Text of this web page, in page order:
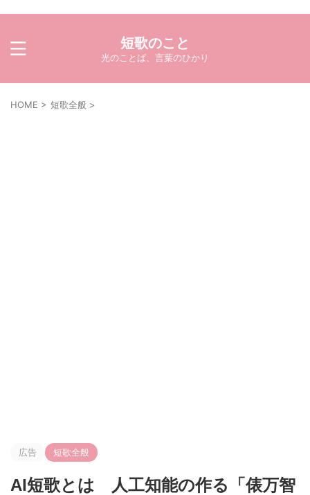
短歌のこと
光のことば、言葉のひかり
HOME > 短歌全般 >
広告 短歌全般
AI短歌とは 人工知能の作る「俵万智